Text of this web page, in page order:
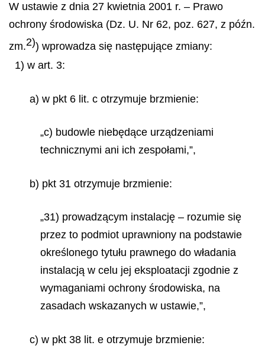
W ustawie z dnia 27 kwietnia 2001 r. – Prawo
ochrony środowiska (Dz. U. Nr 62, poz. 627, z późn.
zm.2)) wprowadza się następujące zmiany:
1) w art. 3:
a) w pkt 6 lit. c otrzymuje brzmienie:
„c) budowle niebędące urządzeniami
technicznymi ani ich zespołami,”,
b) pkt 31 otrzymuje brzmienie:
„31) prowadzącym instalację – rozumie się
przez to podmiot uprawniony na podstawie
określonego tytułu prawnego do władania
instalacją w celu jej eksploatacji zgodnie z
wymaganiami ochrony środowiska, na
zasadach wskazanych w ustawie,”,
c) w pkt 38 lit. e otrzymuje brzmienie: